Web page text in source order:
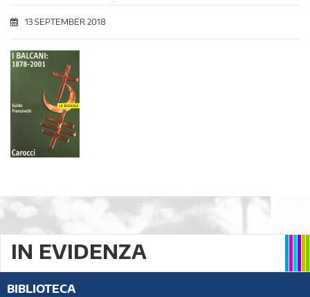
13 SEPTEMBER 2018
IN EVIDENZA
BIBLIOTECA